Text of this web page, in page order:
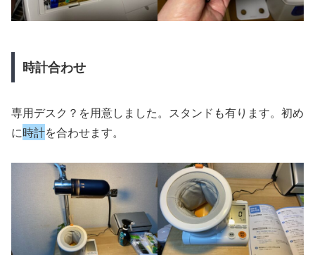
時計合わせ
専用デスク？を用意しました。スタンドも有ります。初め
に時計を合わせます。